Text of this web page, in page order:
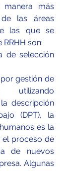
manera más
las áreas
las que se
son:
de selección
gestión de
utilizando
descripción
(DPT), la
es la
el proceso de
de nuevos
Algunas